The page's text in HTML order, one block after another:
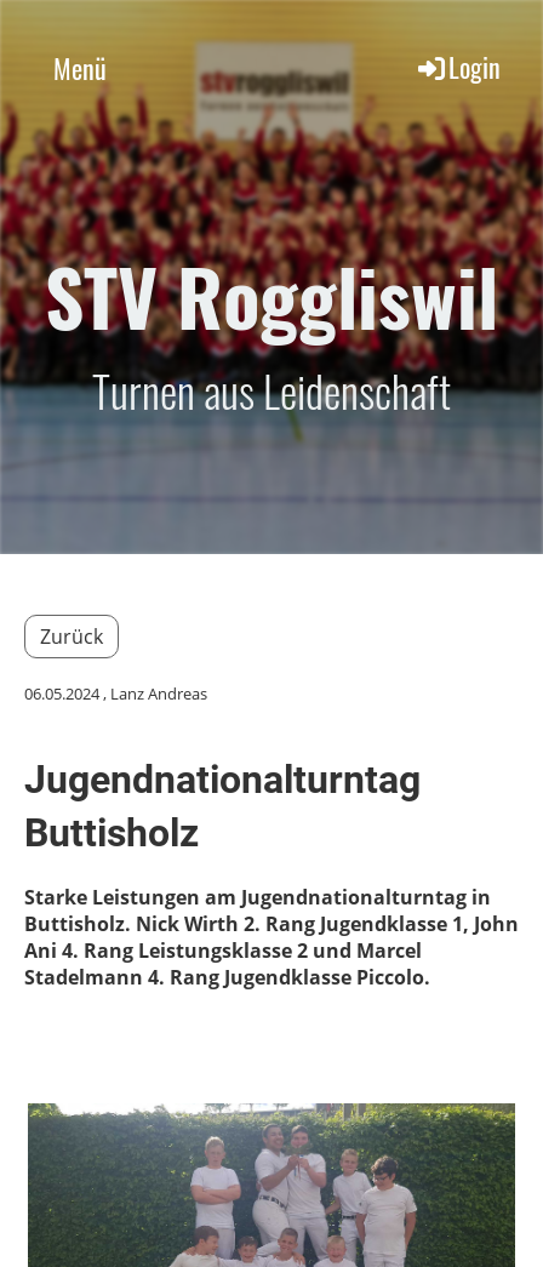
Menü Login
STV Roggliswil
Turnen aus Leidenschaft
Zurück
06.05.2024, Lanz Andreas
Jugendnationalturntag
Buttisholz
Starke Leistungen am Jugendnationalturntag in
Buttisholz. Nick Wirth 2. Rang Jugendklasse 1, John
Ani 4. Rang Leistungsklasse 2 und Marcel
Stadelmann 4. Rang Jugendklasse Piccolo.